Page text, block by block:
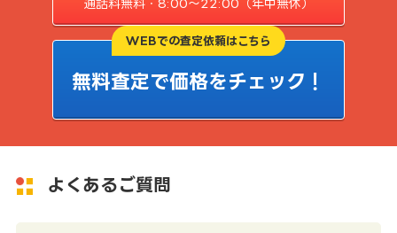
通話料無料・8:00〜22:00（年中無休）
WEBでの査定依頼はこちら
無料査定で価格をチェック！
よくあるご質問